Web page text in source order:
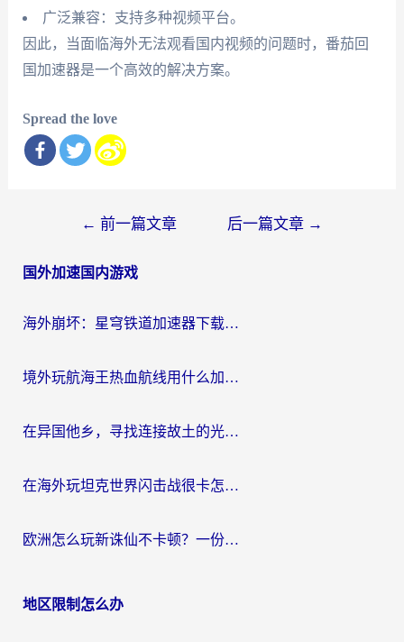
广泛兼容：支持多种视频平台。
因此，当面临海外无法观看国内视频的问题时，番茄回
国加速器是一个高效的解决方案。
Spread the love
导
← 前一篇文章 后一篇文章 →
国外加速国内游戏
海外崩坏：星穹铁道加速器下载安装：一份给游子的终极网络指南
境外玩航海王热血航线用什么加速器？2026海外玩家实测最优方案（附欧洲问道堡垒前线加速技巧）
在异国他乡，寻找连接故土的光明大陆免费加速器
在海外玩坦克世界闪击战很卡怎么办？老玩家亲测有效的加速器选择指南
欧洲怎么玩新诛仙不卡顿？一份给海外游子的国服游戏畅玩指南
地区限制怎么办